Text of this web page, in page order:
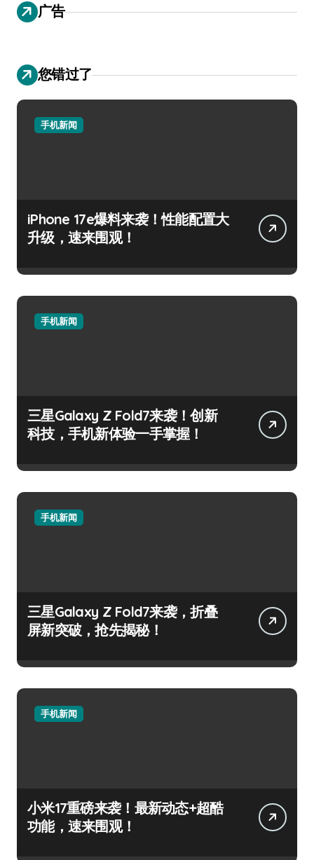
广告
您错过了
手机新闻
iPhone 17e爆料来袭！性能配置大
升级，速来围观！
手机新闻
三星Galaxy Z Fold7来袭！创新
科技，手机新体验一手掌握！
手机新闻
三星Galaxy Z Fold7来袭，折叠
屏新突破，抢先揭秘！
手机新闻
小米17重磅来袭！最新动态+超酷
功能，速来围观！